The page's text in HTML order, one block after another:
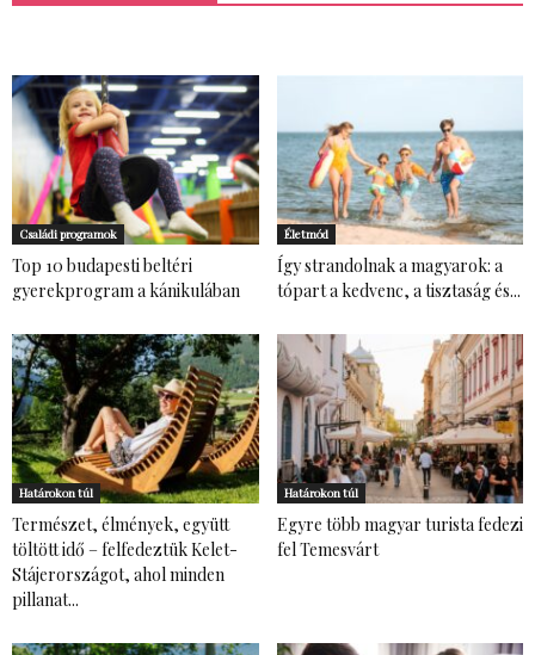
Családi programok
Top 10 budapesti beltéri
gyerekprogram a kánikulában
Életmód
Így strandolnak a magyarok: a
tópart a kedvenc, a tisztaság és...
Határokon túl
Természet, élmények, együtt
töltött idő – felfedeztük Kelet-
Stájerországot, ahol minden
pillanat...
Határokon túl
Egyre több magyar turista fedezi
fel Temesvárt